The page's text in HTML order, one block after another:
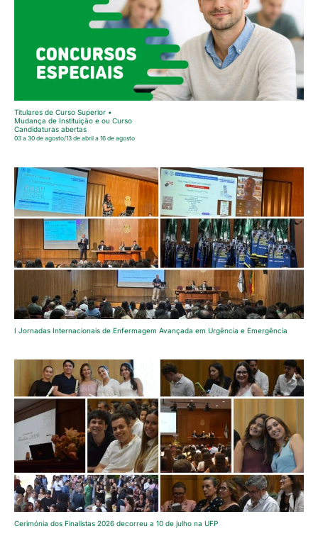
Titulares de Curso Superior •
Mudança de Instituição e ou Curso
Candidaturas abertas
03 a 30 de agosto/13 de abril a 16 de agosto
I Jornadas Internacionais de Enfermagem Avançada em Urgência e Emergência
Cerimónia dos Finalistas 2026 decorreu a 10 de julho na UFP